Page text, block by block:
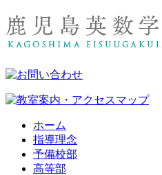
ホーム
指導理念
予備校部
高等部